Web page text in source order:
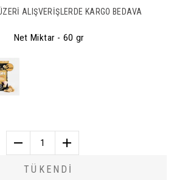
ALIŞVERİŞLERDE KARGO BEDAVA
Net Miktar- 60 gr
1
TÜKENDİ